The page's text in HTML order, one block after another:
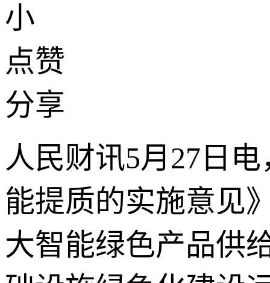
小
点赞
分享
人民财讯5月27日电
能提质的实施意见
大智能绿色产品供